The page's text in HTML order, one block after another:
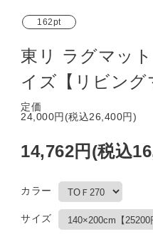
162pt
東リ ラグマッ
イズ【リビン
定価
24,000円(税込26,400円)
14,762円(税込
カラー
サイズ